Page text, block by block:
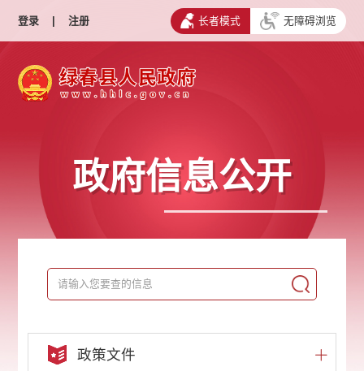
登录 | 注册 长者模式 无障碍浏览
政府信息公开
政策文件